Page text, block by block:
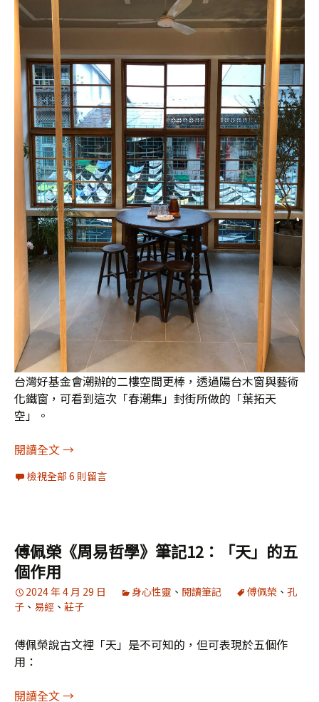
台灣好基金會潮辦的二樓空間更棒，透過陽台木窗與藝術
化鐵窗，可看到這次「春潮集」封街所做的「葉拓天
空」。
閱讀全文[圖輯]大武山下，散步潮州：2024春潮集（2）
→
檢視全部 6 則留言
傅佩榮《周易哲學》筆記12：「天」的五
個作用
2024 年 4 月 29 日 身心性靈 、 閱讀筆記 傅佩榮 、 孔
子 、 易經 、 莊子
傅佩榮說古文裡「天」是不可知的，但可表現於五個作
用：
閱讀全文傅佩榮《周易哲學》筆記12：「天」的五個作用
→